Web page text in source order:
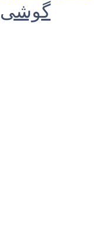
گوشی